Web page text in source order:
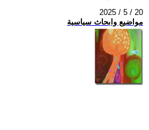
2025 / 5 / 20
مواضيع وابحاث سياسية